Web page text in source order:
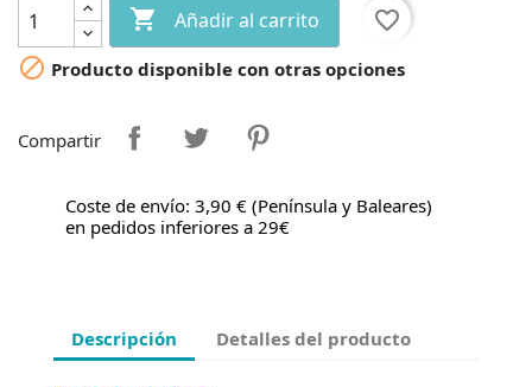
 Añadir al carrito
favorite_border
 Producto disponible con otras opciones
Compartir
Coste de envío: 3,90 € (Península y Baleares)
en pedidos inferiores a 29€
Descripción Detalles del producto